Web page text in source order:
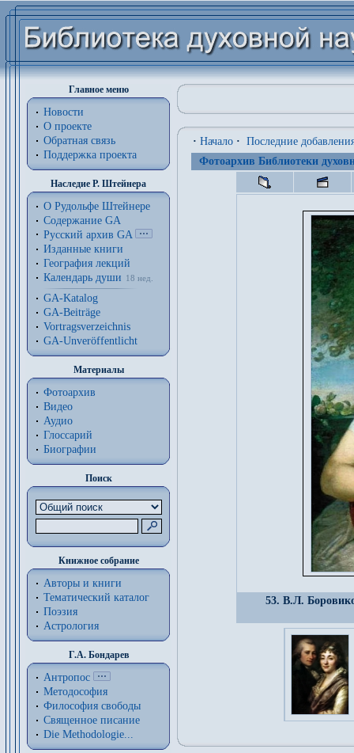
Главное меню
Новости
О проекте
Обратная связь
Поддержка проекта
Наследие Р. Штейнера
О Рудольфе Штейнере
Содержание GA
Русский архив GA
Изданные книги
География лекций
Календарь души
18 нед.
GA-Katalog
GA-Beiträge
Vortragsverzeichnis
GA-Unveröffentlicht
Материалы
Фотоархив
Видео
Аудио
Глоссарий
Биографии
Поиск
Книжное собрание
Авторы и книги
Тематический каталог
Поэзия
Астрология
Г.А. Бондарев
Антропос
Методософия
Философия cвободы
Священное писание
Die Methodologie...
· Начало · Последние
Фотоархив Библиотеки
53. В.Л.